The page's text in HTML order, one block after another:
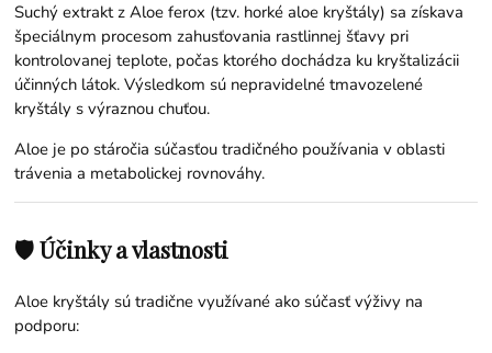
Suchý extrakt z Aloe ferox (tzv. horké aloe kryštály) sa získava
špeciálnym procesom zahusťovania rastlinnej šťavy pri
kontrolovanej teplote, počas ktorého dochádza ku kryštalizácii
účinných látok. Výsledkom sú nepravidelné tmavozelené
kryštály s výraznou chuťou.
Aloe je po stáročia súčasťou tradičného používania v oblasti
trávenia a metabolickej rovnováhy.
🛡️ Účinky a vlastnosti
Aloe kryštály sú tradične využívané ako súčasť výživy na
podporu: